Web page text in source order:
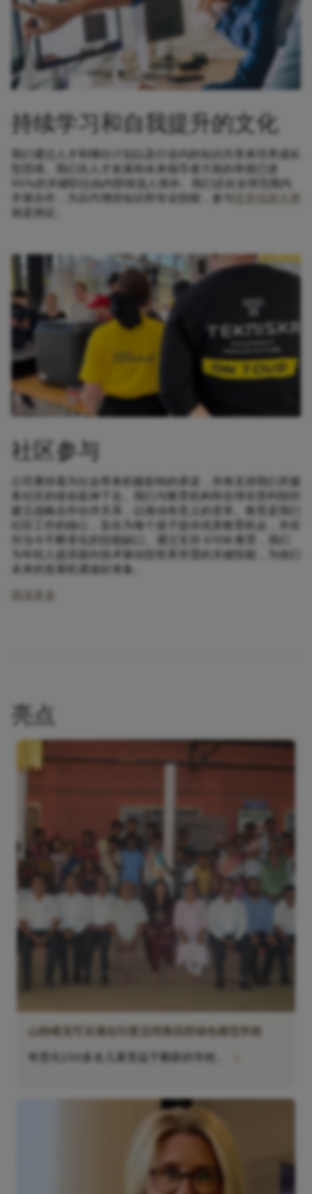
持续学习和自我提升的文化
我们通过人才和继任计划以及行业内的知识共享来培养成长
型思维。我们在人才发展和未来领导者方面的举措已使
95%的关键职位由内部候选人填补。我们还在全球范围内
开展合作，为后代增添知识和专业技能，参与
就是例证。
社区参与
公司秉持着为社会带来积极影响的承诺，并将支持我们所服
务社区的使命延伸下去。我们与教育机构和全球非营利组织
建立战略合作伙伴关系，以推动有意义的变革。教育是我们
社区工作的核心，旨在为每个孩子提供优质教育机会，并应
对当今不断变化的技能缺口。通过支持 STEM 教育，我们
为年轻人提供面向技术驱动型世界所需的关键技能，为他们
未来的发展机遇做好准备。
亮点
山特维克可乐满在印度启用第四所绿色模范学校
奇普伦150多名儿童受益于翻新的学校。